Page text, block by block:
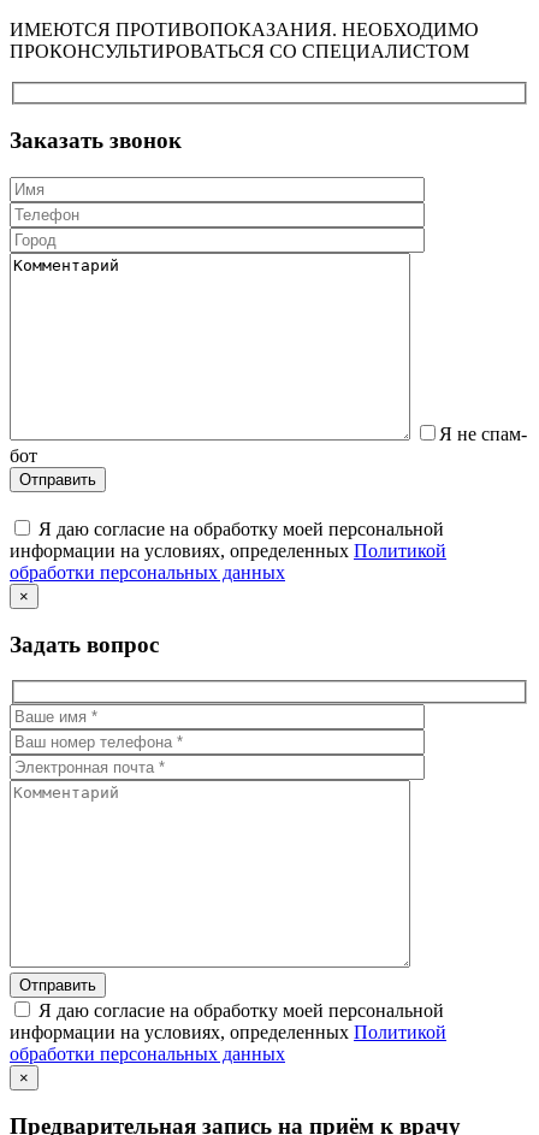
ИМЕЮТСЯ ПРОТИВОПОКАЗАНИЯ. НЕОБХОДИМО
ПРОКОНСУЛЬТИРОВАТЬСЯ СО СПЕЦИАЛИСТОМ
Заказать звонок
Я не спам-
бот
Я даю согласие на обработку моей персональной
информации на условиях, определенных Политикой
обработки персональных данных
×
Задать вопрос
Я даю согласие на обработку моей персональной
информации на условиях, определенных Политикой
обработки персональных данных
×
Предварительная запись на приём к врачу